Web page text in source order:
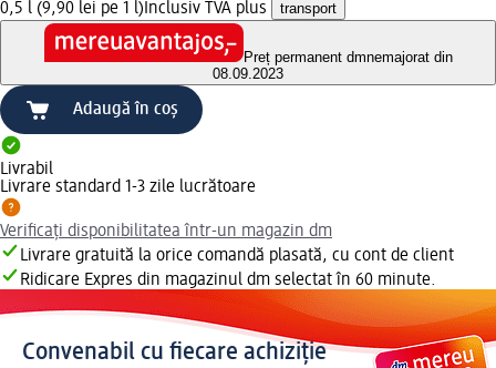
0,5 l (9,90 lei pe 1 l) Inclusiv TVA plus transport
Preț permanent dmnemajorat din
08.09.2023
Adaugă în coș
Livrabil
Livrare standard 1-3 zile lucrătoare
Verificați disponibilitatea într-un magazin dm
Livrare gratuită la orice comandă plasată, cu cont de client
Ridicare Expres din magazinul dm selectat în 60 minute.
Convenabil cu fiecare achiziție